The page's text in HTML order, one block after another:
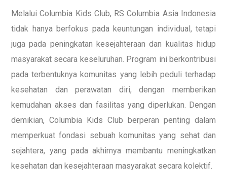
Melalui Columbia Kids Club, RS Columbia Asia Indonesia
tidak hanya berfokus pada keuntungan individual, tetapi
juga pada peningkatan kesejahteraan dan kualitas hidup
masyarakat secara keseluruhan. Program ini berkontribusi
pada terbentuknya komunitas yang lebih peduli terhadap
kesehatan dan perawatan diri, dengan memberikan
kemudahan akses dan fasilitas yang diperlukan. Dengan
demikian, Columbia Kids Club berperan penting dalam
memperkuat fondasi sebuah komunitas yang sehat dan
sejahtera, yang pada akhirnya membantu meningkatkan
kesehatan dan kesejahteraan masyarakat secara kolektif.